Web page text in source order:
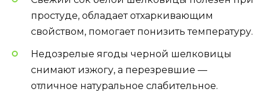
простуде, обладает отхаркивающим
свойством, помогает понизить температуру.
Недозрелые ягоды черной шелковицы
снимают изжогу, а перезревшие —
отличное натуральное слабительное.